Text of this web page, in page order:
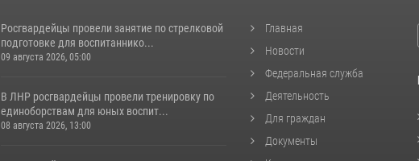
Росгвардейцы провели занятие по стрелковой
подготовке для воспитаннико...
09 августа 2026, 05:00
В ЛНР росгвардейцы провели тренировку по
единоборствам для юных воспит...
08 августа 2026, 13:00
Главная
Новости
Федеральная служба
Деятельность
Для граждан
Документы